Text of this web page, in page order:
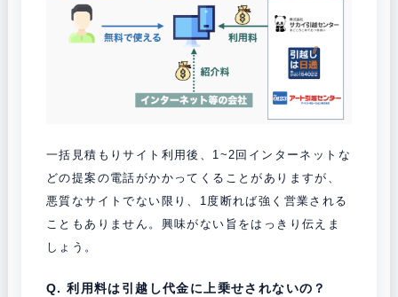
一括見積もりサイト利用後、1~2回インターネットな
どの提案の電話がかかってくることがありますが、
悪質なサイトでない限り、1度断れば強く営業される
こともありません。興味がない旨をはっきり伝えま
しょう。
Q. 利用料は引越し代金に上乗せされないの？